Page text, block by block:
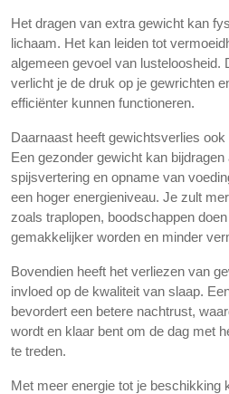
Het dragen van extra gewicht kan
lichaam. Het kan leiden tot
algemeen gevoel van lusteloosheid.
verlicht je de druk op je gewrichten
efficiënter kunnen functioneren.
Daarnaast heeft gewichtsverlies
Een gezonder gewicht kan bijdragen
spijsvertering en opname van
een hoger energieniveau. Je zult
zoals traplopen, boodschappen
gemakkelijker worden en minder
Bovendien heeft het verliezen van
invloed op de kwaliteit van slaap.
bevordert een betere nachtrust,
wordt en klaar bent om de dag met
te treden.
Met meer energie tot je beschikking